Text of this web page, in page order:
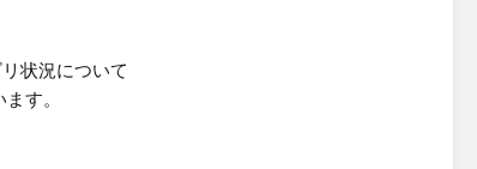
状況について
す。